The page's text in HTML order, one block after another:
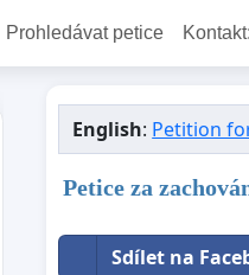
Prohledávat petice Kontakt:
English: Petition
Petice za
Sdílet na